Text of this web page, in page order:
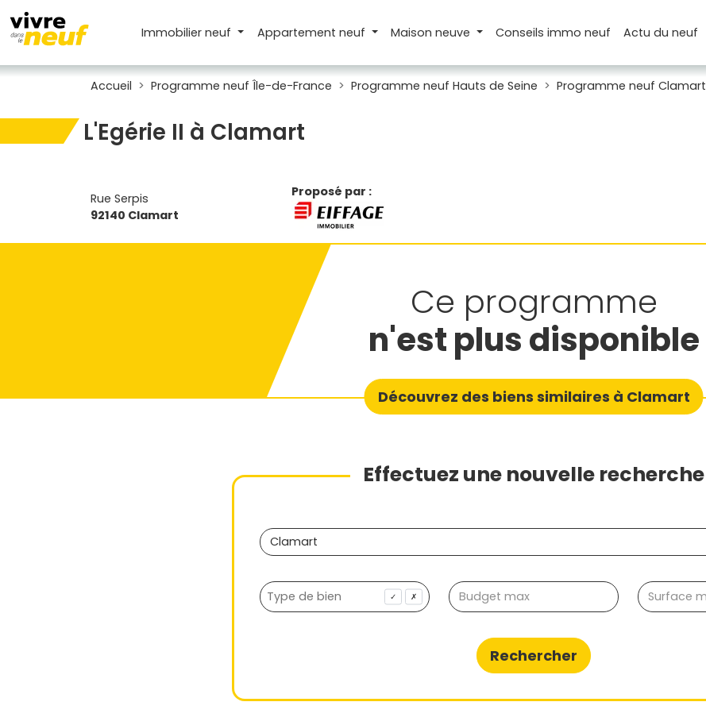
Immobilier neuf Appartement neuf Maison neuve Conseilsimmo neuf Actudu neuf
Accueil Programme neuf Île-de-France Programme neuf Hauts de Seine Programme neuf Clamart
L'Egérie II à Clamart
Rue Serpis
92140 Clamart
Proposé par :
Ce programme
n'est plus disponible
Découvrez des biens similaires à Clamart
Effectuez une nouvelle recherche
✓ ✗
Rechercher